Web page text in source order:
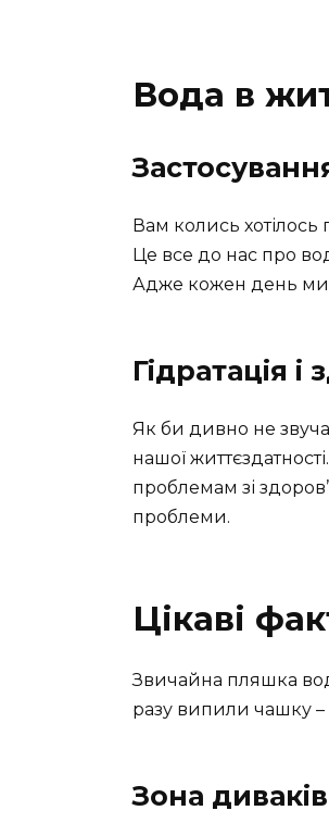
Вода в
Вам колись
Це все до нас про
Адже кожен день ми
Гідратація і
Як би дивно не
нашої
проблемам зі
проблеми.
Цікаві
Звичайна пляшка
разу випили чашку –
Зона диваків